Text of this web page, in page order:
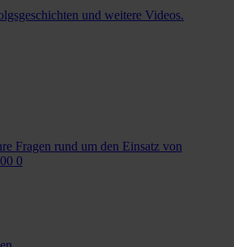
und weitere Videos.
Fragen rund um den Einsatz von
0